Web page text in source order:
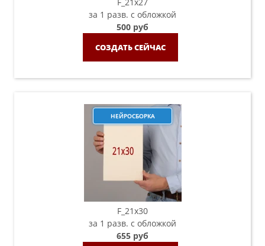
за 1 разв. с обложкой
500 руб
СОЗДАТЬ СЕЙЧАС
НЕЙРОСБОРКА
F_21х30
за 1 разв. с обложкой
655 руб